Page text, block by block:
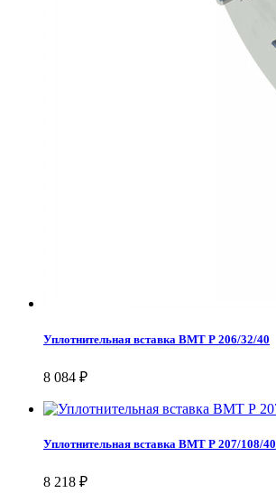
Уплотнительная вставка ВМТ Р 206/32/40
8 084 ₽
Уплотнительная вставка ВМТ Р 207/108/40
8 218 ₽